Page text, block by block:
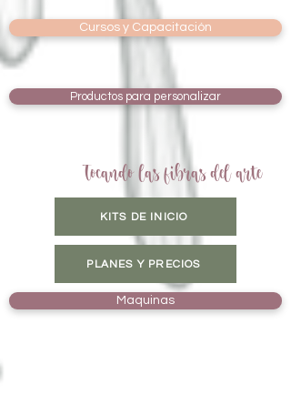
Cursos y Capacitación
Productos para personalizar
Tocando las fibras del arte
KITS DE INICIO
PLANES Y PRECIOS
Maquinas